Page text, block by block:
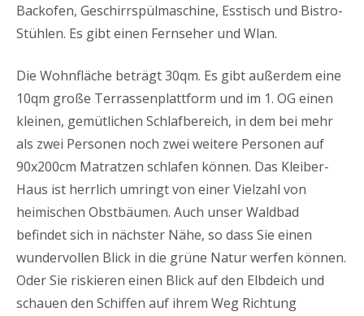
Backofen, Geschirrspülmaschine, Esstisch und Bistro-
Stühlen. Es gibt einen Fernseher und Wlan.
Die Wohnfläche beträgt 30qm. Es gibt außerdem eine
10qm große Terrassenplattform und im 1. OG einen
kleinen, gemütlichen Schlafbereich, in dem bei mehr
als zwei Personen noch zwei weitere Personen auf
90x200cm Matratzen schlafen können. Das Kleiber-
Haus ist herrlich umringt von einer Vielzahl von
heimischen Obstbäumen. Auch unser Waldbad
befindet sich in nächster Nähe, so dass Sie einen
wundervollen Blick in die grüne Natur werfen können.
Oder Sie riskieren einen Blick auf den Elbdeich und
schauen den Schiffen auf ihrem Weg Richtung